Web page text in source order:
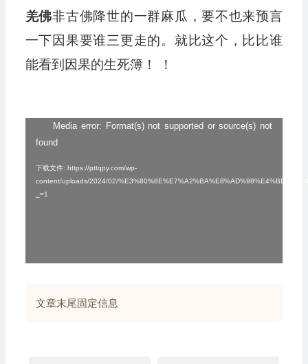
羌佛非古佛降世的一群麻瓜，要不也来预言
一下因果要谁三更走的。就比这个，比比谁
能看到因果的生死簿！ ！
Media error: Format(s) not supported or source(s) not
found
下载文件: https://pttqpy.com/wp-
content/uploads/2024/02/
_=1
文章末尾固定信息